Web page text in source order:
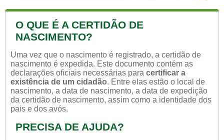
O QUE É A CERTIDÃO DE
NASCIMENTO?
Uma vez que o nascimento é registrado, a certidão de
nascimento é expedida. Este documento contém as
declarações oficiais necessárias para certificar a
existência de um cidadão. Entre elas estão o local de
nascimento, a data de nascimento, a data de expedição
da certidão de nascimento, assim como a identidade dos
pais e dos avós.
PRECISA DE AJUDA?